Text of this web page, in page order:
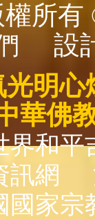
權所
設
光明心
華佛
界和平
訊網
國家宗